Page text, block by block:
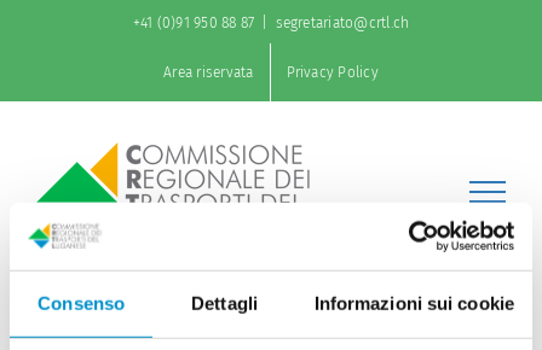
Consenso Dettagli Informazioni sui cookie
+41 (0)91 950 88 87 segretariato@crtl.ch
Area riservata Privacy Policy